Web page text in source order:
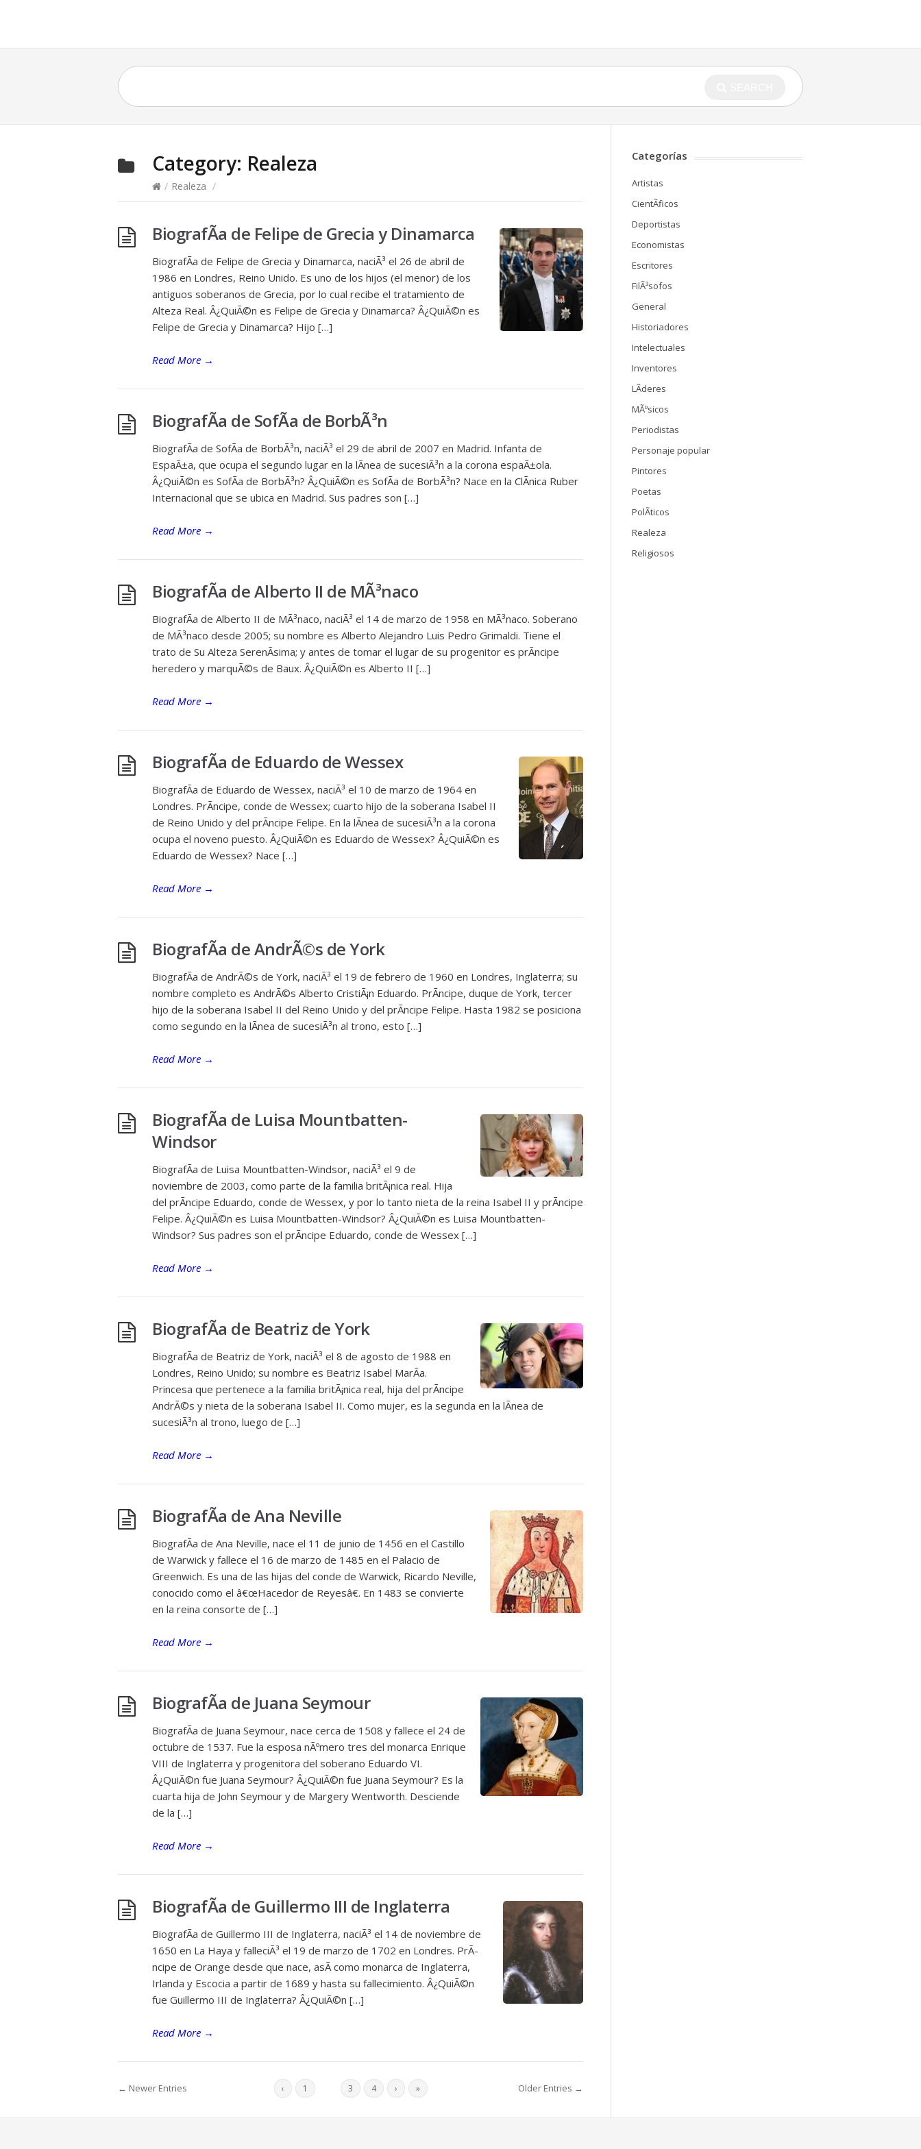
Category: Realeza
/ Realeza /
BiografÃ­a de Felipe de Grecia y Dinamarca
BiografÃ­a de Felipe de Grecia y Dinamarca, naciÃ³ el 26 de abril de
1986 en Londres, Reino Unido. Es uno de los hijos (el menor) de los
antiguos soberanos de Grecia, por lo cual recibe el tratamiento de
Alteza Real. Â¿QuiÃ©n es Felipe de Grecia y Dinamarca? Â¿QuiÃ©n es
Felipe de Grecia y Dinamarca? Hijo […]
Read More →
BiografÃ­a de SofÃ­a de BorbÃ³n
BiografÃ­a de SofÃ­a de BorbÃ³n, naciÃ³ el 29 de abril de 2007 en Madrid. Infanta de
EspaÃ±a, que ocupa el segundo lugar en la lÃ­nea de sucesiÃ³n a la corona espaÃ±ola.
Â¿QuiÃ©n es SofÃ­a de BorbÃ³n? Â¿QuiÃ©n es SofÃ­a de BorbÃ³n? Nace en la ClÃ­nica Ruber
Internacional que se ubica en Madrid. Sus padres son […]
Read More →
BiografÃ­a de Alberto II de MÃ³naco
BiografÃ­a de Alberto II de MÃ³naco, naciÃ³ el 14 de marzo de 1958 en MÃ³naco. Soberano
de MÃ³naco desde 2005; su nombre es Alberto Alejandro Luis Pedro Grimaldi. Tiene el
trato de Su Alteza SerenÃ­sima; y antes de tomar el lugar de su progenitor es prÃ­ncipe
heredero y marquÃ©s de Baux. Â¿QuiÃ©n es Alberto II […]
Read More →
BiografÃ­a de Eduardo de Wessex
BiografÃ­a de Eduardo de Wessex, naciÃ³ el 10 de marzo de 1964 en
Londres. PrÃ­ncipe, conde de Wessex; cuarto hijo de la soberana Isabel II
de Reino Unido y del prÃ­ncipe Felipe. En la lÃ­nea de sucesiÃ³n a la corona
ocupa el noveno puesto. Â¿QuiÃ©n es Eduardo de Wessex? Â¿QuiÃ©n es
Eduardo de Wessex? Nace […]
Read More →
BiografÃ­a de AndrÃ©s de York
BiografÃ­a de AndrÃ©s de York, naciÃ³ el 19 de febrero de 1960 en Londres, Inglaterra; su
nombre completo es AndrÃ©s Alberto CristiÃ¡n Eduardo. PrÃ­ncipe, duque de York, tercer
hijo de la soberana Isabel II del Reino Unido y del prÃ­ncipe Felipe. Hasta 1982 se posiciona
como segundo en la lÃ­nea de sucesiÃ³n al trono, esto […]
Read More →
BiografÃ­a de Luisa Mountbatten-
Windsor
BiografÃ­a de Luisa Mountbatten-Windsor, naciÃ³ el 9 de
noviembre de 2003, como parte de la familia britÃ¡nica real. Hija
del prÃ­ncipe Eduardo, conde de Wessex, y por lo tanto nieta de la reina Isabel II y prÃ­ncipe
Felipe. Â¿QuiÃ©n es Luisa Mountbatten-Windsor? Â¿QuiÃ©n es Luisa Mountbatten-
Windsor? Sus padres son el prÃ­ncipe Eduardo, conde de Wessex […]
Read More →
BiografÃ­a de Beatriz de York
BiografÃ­a de Beatriz de York, naciÃ³ el 8 de agosto de 1988 en
Londres, Reino Unido; su nombre es Beatriz Isabel MarÃ­a.
Princesa que pertenece a la familia britÃ¡nica real, hija del prÃ­ncipe
AndrÃ©s y nieta de la soberana Isabel II. Como mujer, es la segunda en la lÃ­nea de
sucesiÃ³n al trono, luego de […]
Read More →
BiografÃ­a de Ana Neville
BiografÃ­a de Ana Neville, nace el 11 de junio de 1456 en el Castillo
de Warwick y fallece el 16 de marzo de 1485 en el Palacio de
Greenwich. Es una de las hijas del conde de Warwick, Ricardo Neville,
conocido como el â€œHacedor de Reyesâ€. En 1483 se convierte
en la reina consorte de […]
Read More →
BiografÃ­a de Juana Seymour
BiografÃ­a de Juana Seymour, nace cerca de 1508 y fallece el 24 de
octubre de 1537. Fue la esposa nÃºmero tres del monarca Enrique
VIII de Inglaterra y progenitora del soberano Eduardo VI.
Â¿QuiÃ©n fue Juana Seymour? Â¿QuiÃ©n fue Juana Seymour? Es la
cuarta hija de John Seymour y de Margery Wentworth. Desciende
de la […]
Read More →
BiografÃ­a de Guillermo III de Inglaterra
BiografÃ­a de Guillermo III de Inglaterra, naciÃ³ el 14 de noviembre de
1650 en La Haya y falleciÃ³ el 19 de marzo de 1702 en Londres. PrÃ­
ncipe de Orange desde que nace, asÃ­ como monarca de Inglaterra,
Irlanda y Escocia a partir de 1689 y hasta su fallecimiento. Â¿QuiÃ©n
fue Guillermo III de Inglaterra? Â¿QuiÃ©n […]
Read More →
← Newer Entries ‹ 1 3 4 › » Older Entries →
Categorías
Artistas
CientÃ­ficos
Deportistas
Economistas
Escritores
FilÃ³sofos
General
Historiadores
Intelectuales
Inventores
LÃ­deres
MÃºsicos
Periodistas
Personaje popular
Pintores
Poetas
PolÃ­ticos
Realeza
Religiosos